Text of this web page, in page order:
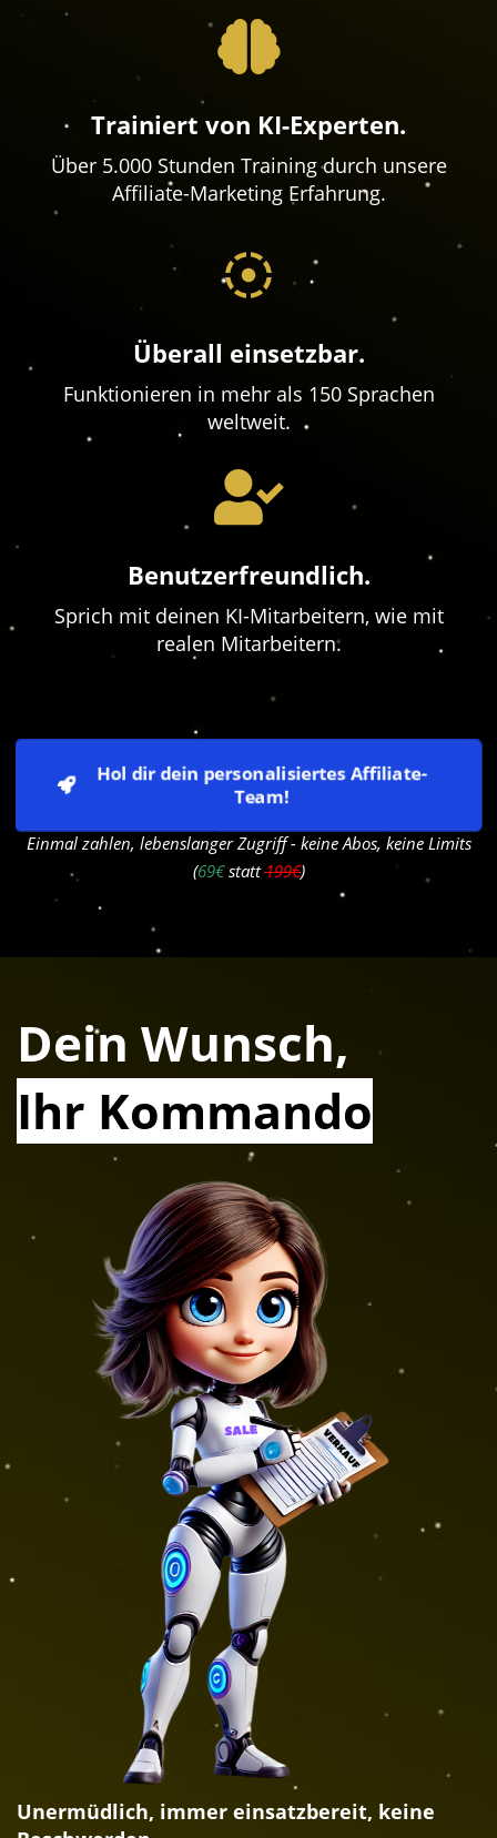
Trainiert von KI-Experten.
Über 5.000 Stunden Training durch unsere
Affiliate-Marketing Erfahrung.
Überall einsetzbar.
Funktionieren in mehr als 150 Sprachen
weltweit.
Benutzerfreundlich.
Sprich mit deinen KI-Mitarbeitern, wie mit
realen Mitarbeitern.
Hol dir dein personalisiertes Affiliate-
Team!
Einmal zahlen, lebenslanger Zugriff - keine Abos, keine Limits
(69€statt199€)
Dein Wunsch,
Ihr Kommando
Unermüdlich, immer einsatzbereit, keine